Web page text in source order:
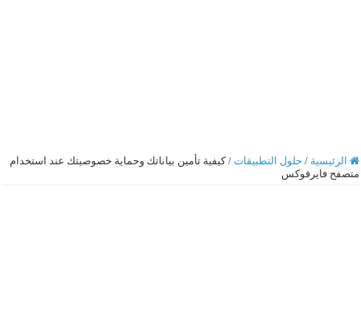
الرئيسية / حلول التطبيقات / كيفية تأمين بياناتك وحماية خصوصيتك عند استخدام
متصفح فايرفوكس